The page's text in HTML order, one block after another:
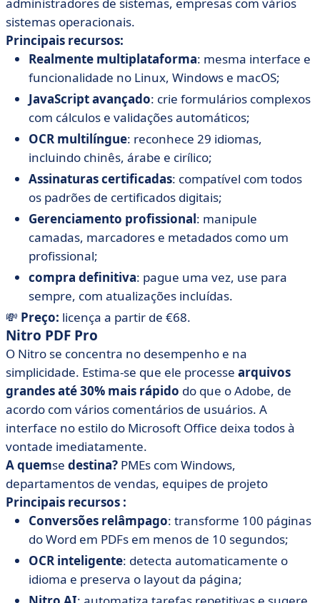
sistemas operacionais.
Principais recursos:
Realmente multiplataforma: mesma interface e
funcionalidade no Linux, Windows e macOS;
JavaScript avançado: crie formulários complexos
com cálculos e validações automáticos;
OCR multilíngue: reconhece 29 idiomas,
incluindo chinês, árabe e cirílico;
Assinaturas certificadas: compatível com todos
os padrões de certificados digitais;
Gerenciamento profissional: manipule
camadas, marcadores e metadados como um
profissional;
compra definitiva: pague uma vez, use para
sempre, com atualizações incluídas.
💸 Preço: licença a partir de €68.
Nitro PDF Pro
O Nitro se concentra no desempenho e na
simplicidade. Estima-se que ele processe arquivos
grandes até 30% mais rápido do que o Adobe, de
acordo com vários comentários de usuários. A
interface no estilo do Microsoft Office deixa todos à
vontade imediatamente.
A quemse destina? PMEs com Windows,
departamentos de vendas, equipes de projeto
Principais recursos :
Conversões relâmpago: transforme 100 páginas
do Word em PDFs em menos de 10 segundos;
OCR inteligente: detecta automaticamente o
idioma e preserva o layout da página;